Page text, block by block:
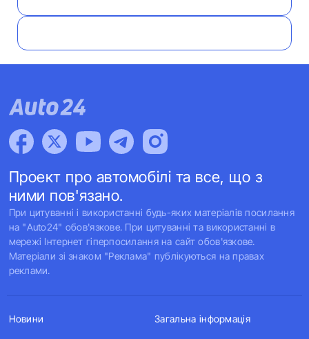
Проект про автомобілі та все, що з
ними пов'язано.
При цитуванні і використанні будь-яких матеріалів посилання
на "Auto24" обов'язкове. При цитуванні та використанні в
мережі Інтернет гіперпосилання на сайт обов'язкове.
Матеріали зі знаком "Реклама" публікуються на правах
реклами.
Новини Загальна інформація